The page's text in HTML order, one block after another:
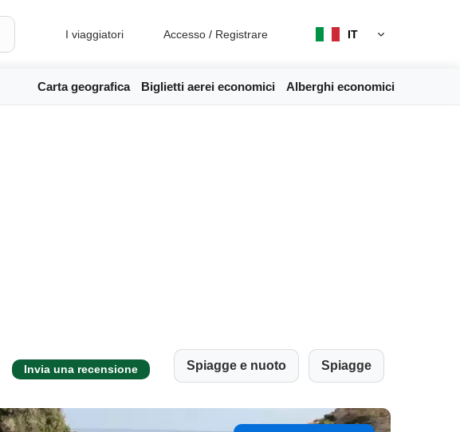
I viaggiatori Accesso / Registrare IT
Carta geografica Biglietti aerei economici Alberghi economici
Invia una recensione Spiagge e nuoto Spiagge